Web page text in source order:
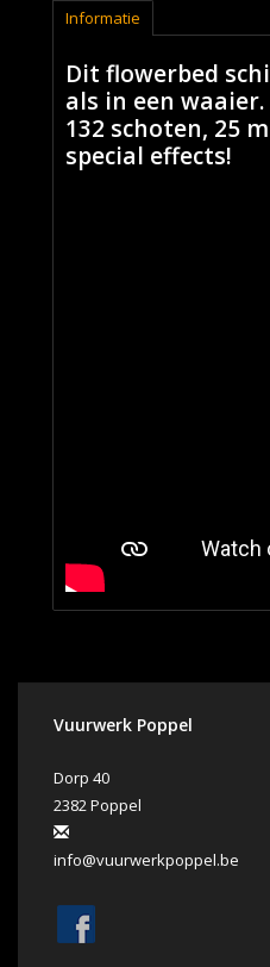
Informatie
Dit flowerbed
als in een waaier.
132 schoten, 25
special effects!
Vuurwerk Poppel
Dorp 40
2382 Poppel
info@vuurwerkpoppel.be